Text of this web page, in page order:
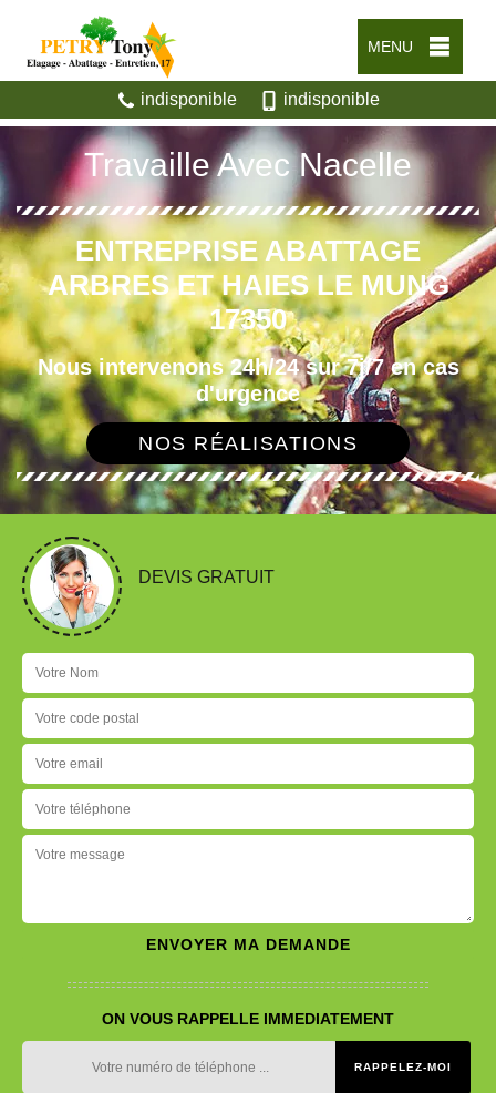
MENU
indisponible indisponible
Travaille Avec Nacelle
ENTREPRISE ABATTAGE
ARBRES ET HAIES LE MUNG
17350
Nous intervenons 24h/24 sur 7j/7 en cas
d'urgence
NOS RÉALISATIONS
DEVIS GRATUIT
ON VOUS RAPPELLE IMMEDIATEMENT